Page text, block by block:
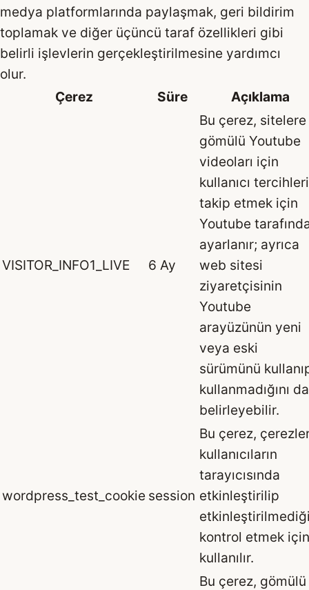
medya platformlarında paylaşmak, geri bildirim
toplamak ve diğer üçüncü taraf özellikleri gibi
belirli işlevlerin gerçekleştirilmesine yardımcı
olur.
Çerez
Süre Açıklama
VISITOR_INFO1_LIVE 6 Ay
Bu çerez, sitelere
gömülü Youtube
videoları için
kullanıcı
takip etmek için
Youtube
ayarlanır; ayrıca
web sitesi
ziyaretçisinin
Youtube
arayüzünün yeni
veya eski
sürümünü
kullanmadığını da
belirleyebilir.
wordpress_test_cookie session
Bu çerez,
kullanıcıların
tarayıcısında
etkinleştirilip
kontrol etmek için
kullanılır.
Bu çerez, gömülü